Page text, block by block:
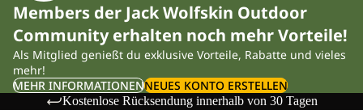
Members der Jack Wolfskin Outdoor
Community erhalten noch mehr Vorteile!
Als Mitglied genießt du exklusive Vorteile, Rabatte und vieles
mehr!
MEHR INFORMATIONENNEUES KONTO ERSTELLEN
Kostenlose Rücksendung innerhalb von 30 Tagen